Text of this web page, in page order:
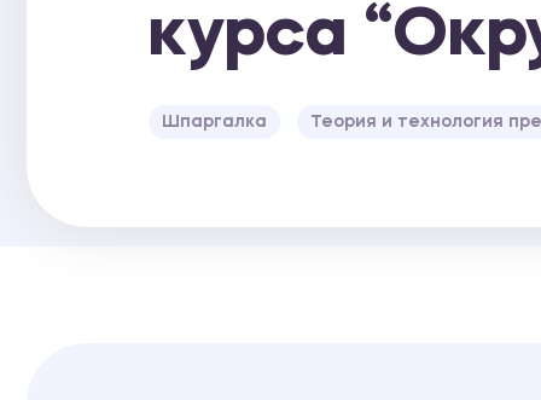
курса
Шпаргалка Теория и технология